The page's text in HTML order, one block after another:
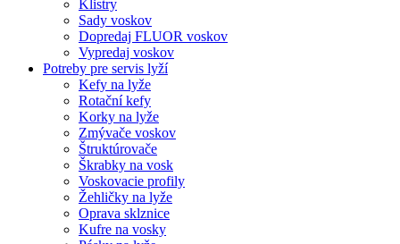
Klistry
Sady voskov
Dopredaj FLUOR voskov
Vypredaj voskov
Potreby pre servis lyží
Kefy na lyže
Rotační kefy
Korky na lyže
Zmývače voskov
Štruktúrovače
Škrabky na vosk
Voskovacie profily
Žehličky na lyže
Oprava sklznice
Kufre na vosky